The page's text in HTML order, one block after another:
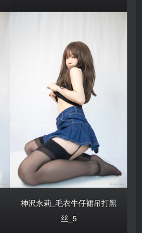
神沢永莉_毛衣牛仔裙吊打黑
丝_5